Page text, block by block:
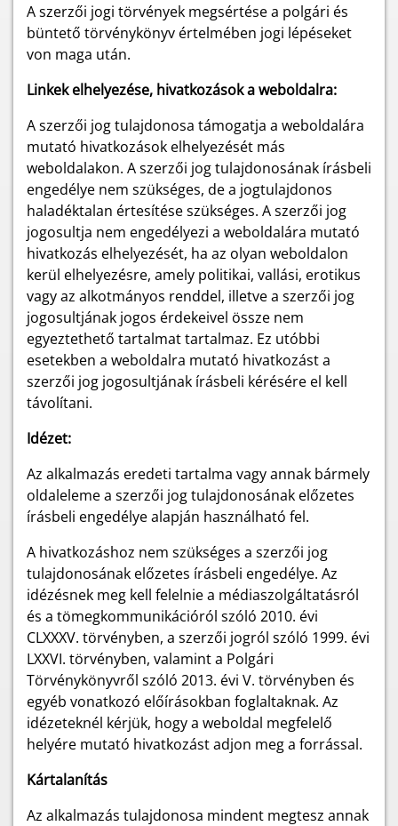
A szerzői jogi törvények megsértése a polgári és
büntető törvénykönyv értelmében jogi lépéseket
von maga után.
Linkek elhelyezése, hivatkozások a weboldalra:
A szerzői jog tulajdonosa támogatja a weboldalára
mutató hivatkozások elhelyezését más
weboldalakon. A szerzői jog tulajdonosának írásbeli
engedélye nem szükséges, de a jogtulajdonos
haladéktalan értesítése szükséges. A szerzői jog
jogosultja nem engedélyezi a weboldalára mutató
hivatkozás elhelyezését, ha az olyan weboldalon
kerül elhelyezésre, amely politikai, vallási, erotikus
vagy az alkotmányos renddel, illetve a szerzői jog
jogosultjának jogos érdekeivel össze nem
egyeztethető tartalmat tartalmaz. Ez utóbbi
esetekben a weboldalra mutató hivatkozást a
szerzői jog jogosultjának írásbeli kérésére el kell
távolítani.
Idézet:
Az alkalmazás eredeti tartalma vagy annak bármely
oldaleleme a szerzői jog tulajdonosának előzetes
írásbeli engedélye alapján használható fel.
A hivatkozáshoz nem szükséges a szerzői jog
tulajdonosának előzetes írásbeli engedélye. Az
idézésnek meg kell felelnie a médiaszolgáltatásról
és a tömegkommunikációról szóló 2010. évi
CLXXXV. törvényben, a szerzői jogról szóló 1999. évi
LXXVI. törvényben, valamint a Polgári
Törvénykönyvről szóló 2013. évi V. törvényben és
egyéb vonatkozó előírásokban foglaltaknak. Az
idézeteknél kérjük, hogy a weboldal megfelelő
helyére mutató hivatkozást adjon meg a forrással.
Kártalanítás
Az alkalmazás tulajdonosa mindent megtesz annak